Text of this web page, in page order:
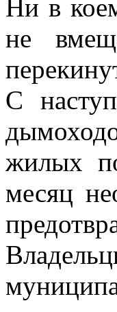
Ни в
не
С
жилых
месяц